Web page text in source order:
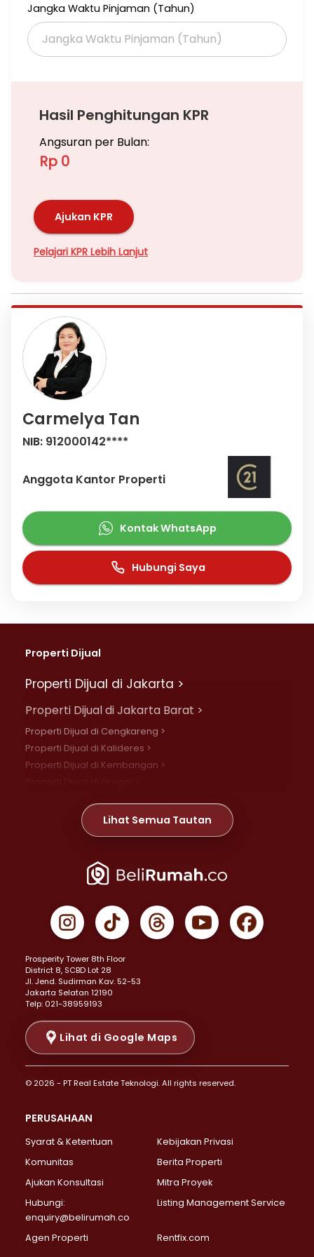
Akses luas sekali kontainer 40 feet bisa manuver sangat mudah
Harga start 2.427M
Contact........
Jangka Waktu Pinjaman (Tahun)
Hasil Penghitungan KPR
Angsuran per Bulan:
Rp 0
Ajukan KPR
Pelajari KPR Lebih Lanjut
Carmelya Tan
NIB: 912000142****
Anggota Kantor Properti
Kontak WhatsApp
Hubungi Saya
Properti Dijual
Properti Dijual di Jakarta >
Properti Dijual di Jakarta Barat >
Properti Dijual di Cengkareng >
Properti Dijual di Kalideres >
Properti Dijual di Kembangan >
Properti Dijual di Meruya >
Properti Dijual di Jelambar >
Properti Dijual di Jakarta Pusat >
Properti Dijual di Gambir >
Properti Dijual di Johar Baru >
Properti Dijual di Menteng >
Properti Dijual di Senen >
Properti Dijual di Tanah Abang >
Properti Dijual di Cikini >
Properti Dijual di Kramat >
Properti Dijual di Pasar Baru >
Properti Dijual di Bendungan Hilir >
Properti Dijual di Jakarta Selatan >
Properti Dijual di Lebak Bulus >
Properti Dijual di Gandaria Selatan >
Properti Dijual di Pondok Labu >
Properti Dijual di Lenteng Agung >
Properti Dijual di Senayan >
Properti Dijual di Pondok Pinang >
Lihat Semua Tautan
Prosperity Tower 8th Floor
District 8, SCBD Lot 28
JI. Jend. Sudirman Kav. 52-53
Jakarta Selatan 12190
Telp: 021-38959193
Lihat di Google Maps
© 2026 - PT Real Estate Teknologi. All rights reserved.
PERUSAHAAN
Syarat & Ketentuan
Kebijakan Privasi
Komunitas
Berita Properti
Ajukan Konsultasi
Mitra Proyek
Hubungi:
enquiry@belirumah.co
Listing Management Service
Agen Properti Rentfix.com